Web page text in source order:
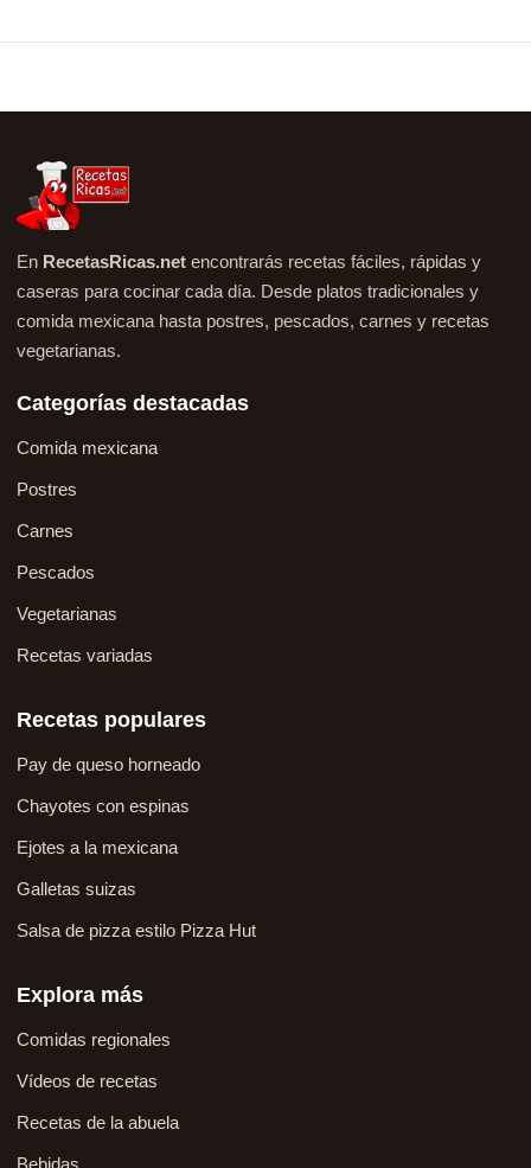
En RecetasRicas.net encontrarás recetas fáciles, rápidas y
caseras para cocinar cada día. Desde platos tradicionales y
comida mexicana hasta postres, pescados, carnes y recetas
vegetarianas.
Categorías destacadas
Comida mexicana
Postres
Carnes
Pescados
Vegetarianas
Recetas variadas
Recetas populares
Pay de queso horneado
Chayotes con espinas
Ejotes a la mexicana
Galletas suizas
Salsa de pizza estilo Pizza Hut
Explora más
Comidas regionales
Vídeos de recetas
Recetas de la abuela
Bebidas